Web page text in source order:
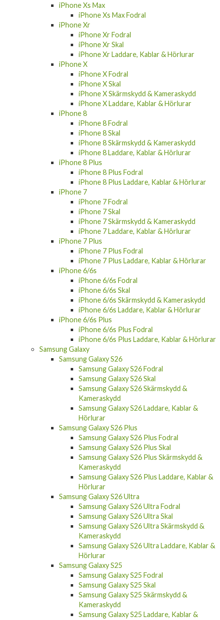
iPhone Xs Max
iPhone Xs Max Fodral
iPhone Xr
iPhone Xr Fodral
iPhone Xr Skal
iPhone Xr Laddare, Kablar & Hörlurar
iPhone X
iPhone X Fodral
iPhone X Skal
iPhone X Skärmskydd & Kameraskydd
iPhone X Laddare, Kablar & Hörlurar
iPhone 8
iPhone 8 Fodral
iPhone 8 Skal
iPhone 8 Skärmskydd & Kameraskydd
iPhone 8 Laddare, Kablar & Hörlurar
iPhone 8 Plus
iPhone 8 Plus Fodral
iPhone 8 Plus Laddare, Kablar & Hörlurar
iPhone 7
iPhone 7 Fodral
iPhone 7 Skal
iPhone 7 Skärmskydd & Kameraskydd
iPhone 7 Laddare, Kablar & Hörlurar
iPhone 7 Plus
iPhone 7 Plus Fodral
iPhone 7 Plus Laddare, Kablar & Hörlurar
iPhone 6/6s
iPhone 6/6s Fodral
iPhone 6/6s Skal
iPhone 6/6s Skärmskydd & Kameraskydd
iPhone 6/6s Laddare, Kablar & Hörlurar
iPhone 6/6s Plus
iPhone 6/6s Plus Fodral
iPhone 6/6s Plus Laddare, Kablar & Hörlurar
Samsung Galaxy
Samsung Galaxy S26
Samsung Galaxy S26 Fodral
Samsung Galaxy S26 Skal
Samsung Galaxy S26 Skärmskydd &
Kameraskydd
Samsung Galaxy S26 Laddare, Kablar &
Hörlurar
Samsung Galaxy S26 Plus
Samsung Galaxy S26 Plus Fodral
Samsung Galaxy S26 Plus Skal
Samsung Galaxy S26 Plus Skärmskydd &
Kameraskydd
Samsung Galaxy S26 Plus Laddare, Kablar &
Hörlurar
Samsung Galaxy S26 Ultra
Samsung Galaxy S26 Ultra Fodral
Samsung Galaxy S26 Ultra Skal
Samsung Galaxy S26 Ultra Skärmskydd &
Kameraskydd
Samsung Galaxy S26 Ultra Laddare, Kablar &
Hörlurar
Samsung Galaxy S25
Samsung Galaxy S25 Fodral
Samsung Galaxy S25 Skal
Samsung Galaxy S25 Skärmskydd &
Kameraskydd
Samsung Galaxy S25 Laddare, Kablar &